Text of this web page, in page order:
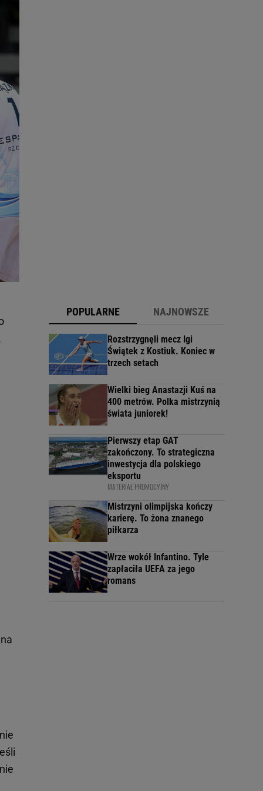
POPULARNE NAJNOWSZE
Rozstrzygnęli mecz Igi
Świątek z Kostiuk. Koniec w
trzech setach
Wielki bieg Anastazji Kuś na
400 metrów. Polka mistrzynią
świata juniorek!
Pierwszy etap GAT
zakończony. To strategiczna
inwestycja dla polskiego
eksportu
MATERIAŁ PROMOCYJNY
Mistrzyni olimpijska kończy
karierę. To żona znanego
piłkarza
Wrze wokół Infantino. Tyle
zapłaciła UEFA za jego
romans